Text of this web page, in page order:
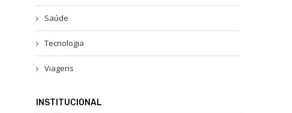
Saúde
Tecnologia
Viagens
INSTITUCIONAL